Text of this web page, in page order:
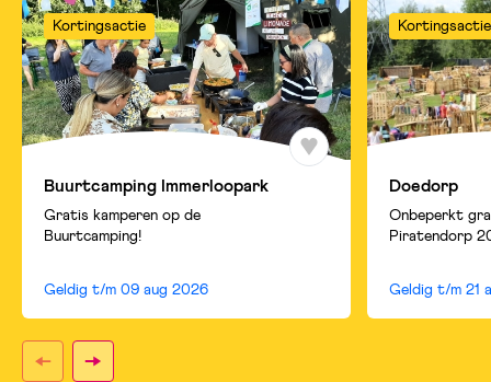
Kortingsactie
Buurtcamping Immerloopark
Gratis kamperen op de
Buurtcamping!
Geldig t/m 09 aug 2026
Kortingsactie
Doedorp
Onbeperkt
Piratendorp
Geldig t/m 21